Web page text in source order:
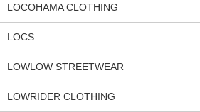
LOCOHAMA CLOTHING
LOCS
LOWLOW STREETWEAR
LOWRIDER CLOTHING